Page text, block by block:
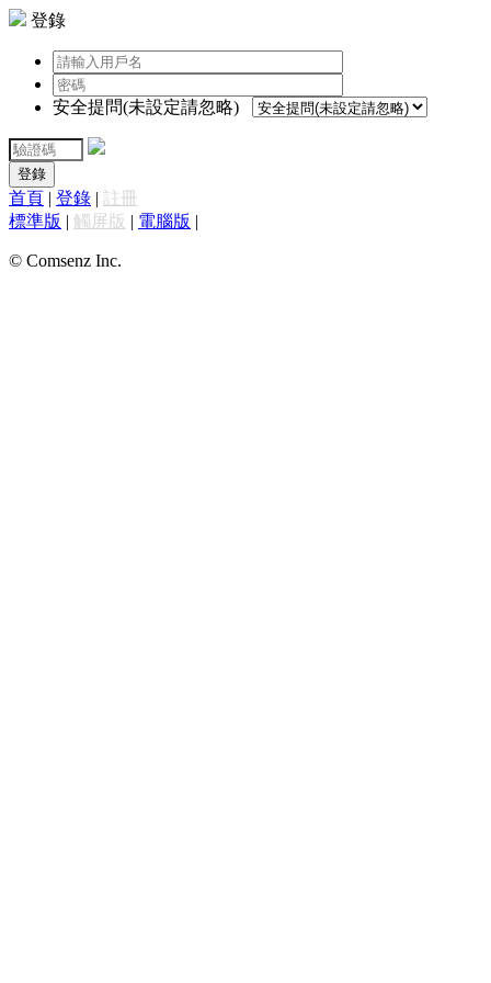
登錄
安全提問(未設定請忽略)
登錄
首頁 | 登錄 | 註冊
標準版 | 觸屏版 | 電腦版 |
© Comsenz Inc.